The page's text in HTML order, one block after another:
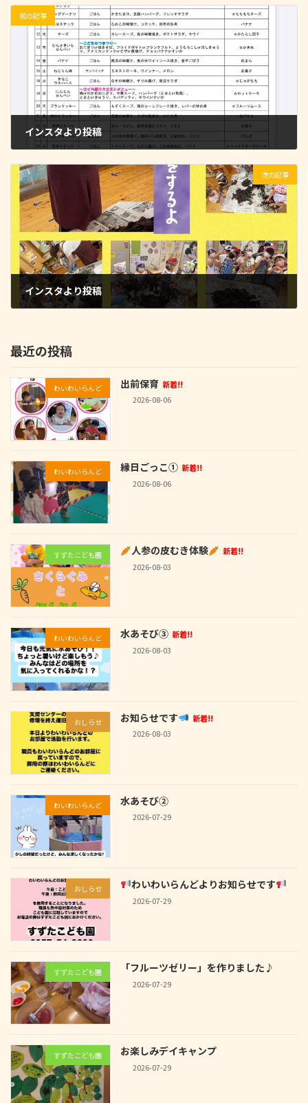
前の記事
インスタより投稿
次の記事
インスタより投稿
最近の投稿
わいわいらんど 出前保育 新着!!
2026-08-06
わいわいらんど 縁日ごっこ① 新着!!
2026-08-06
すずたこども園 人参の皮むき体験
新着!!
2026-08-03
わいわいらんど 水あそび③ 新着!!
2026-08-03
おしらせ お知らせです
新着!!
2026-08-03
わいわいらんど 水あそび②
2026-07-29
おしらせ わいわいらんどよりお知らせです
2026-07-29
すずたこども園 「フルーツゼリー」を作りました♪
2026-07-29
すずたこども園 お楽しみデイキャンプ
2026-07-29